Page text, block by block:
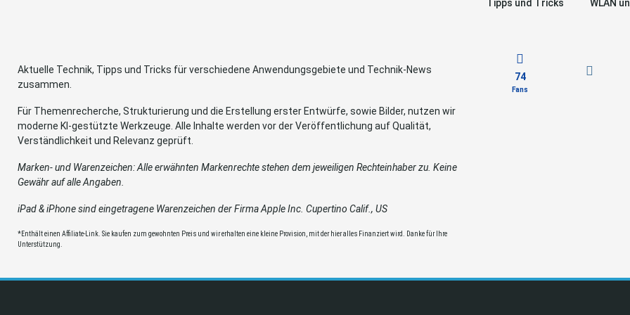
Aktuelle Technik, Tipps und Tricks für verschiedene Anwendungsgebiete und Technik-News
zusammen.
Für Themenrecherche, Strukturierung und die Erstellung erster Entwürfe, sowie Bilder, nutzen wir
moderne KI-gestützte Werkzeuge. Alle Inhalte werden vor der Veröffentlichung auf Qualität,
Verständlichkeit und Relevanz geprüft.
Marken- und Warenzeichen: Alle erwähnten Markenrechte stehen dem jeweiligen Rechteinhaber zu. Keine
Gewähr auf alle Angaben.
iPad & iPhone sind eingetragene Warenzeichen der Firma Apple Inc. Cupertino Calif., US
*Enthält einen Affiliate-Link. Sie kaufen zum gewohnten Preis und wir erhalten eine kleine Provision, mit der hier alles Finanziert wird. Danke für Ihre
Unterstützung.
Tipps und Tricks
WLAN
74
Fans